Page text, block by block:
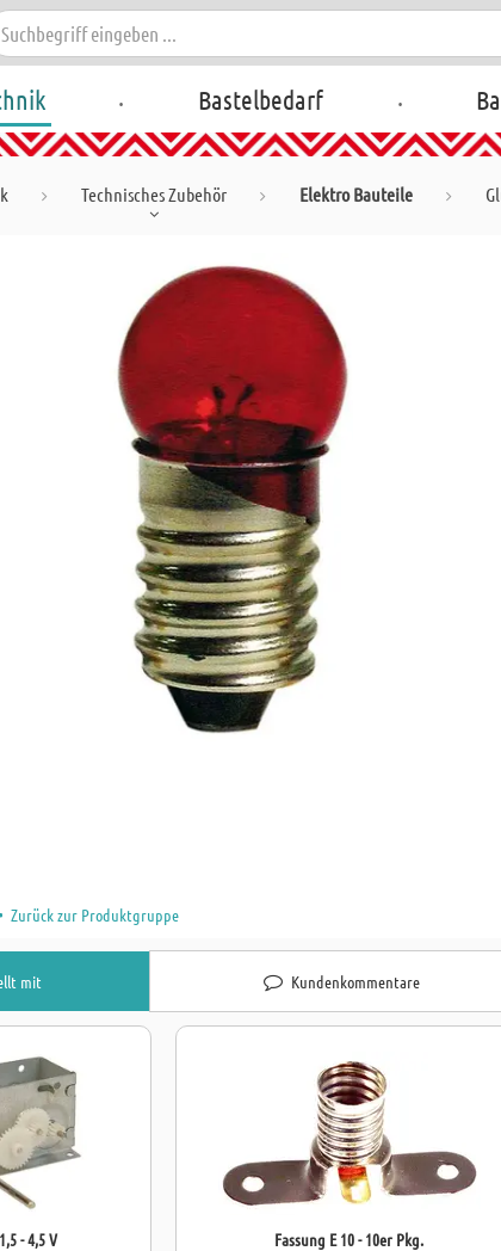
. Bastelbedarf .
Technisches Zubehör Elektro Bauteile
Zurück zur Produktgruppe
mit Kundenkommentare
- 4,5 V Fassung E 10 - 10er Pkg.